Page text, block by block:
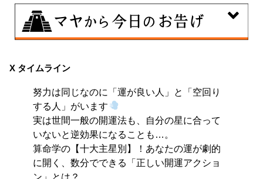
伝統や歴史的な過去のやり方・道筋を踏襲する日。あな
を。
X タイムライン
努力は同じなのに「運が良い人」と「空回り
する人」がいます
実は世間一般の開運法も、自分の星に合って
いないと逆効果になることも…。
算命学の【十大主星別】！あなたの運が劇的
に開く、数分でできる「正しい開運アクショ
ン」とは？